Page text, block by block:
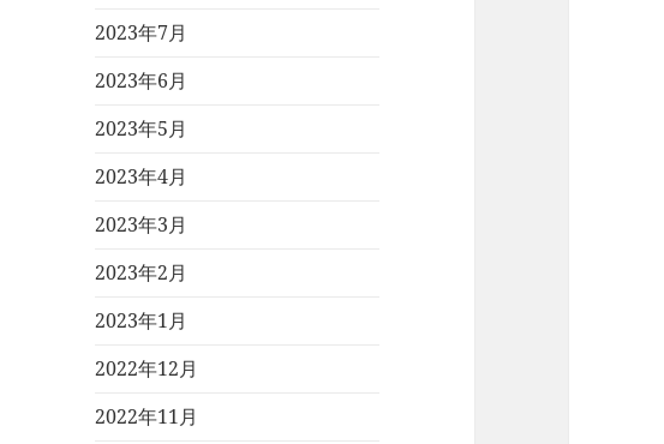
2023年7月
2023年6月
2023年5月
2023年4月
2023年3月
2023年2月
2023年1月
2022年12月
2022年11月